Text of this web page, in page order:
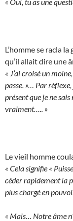
L’homme se racla
qu’il allait dire une
« J’ai croisé un
passe. »… Par
présent que je ne
vraiment….. »
Le vieil homme
« Cela signifie «
céder rapidement la
plus chargé en
« Mais… Notre âme